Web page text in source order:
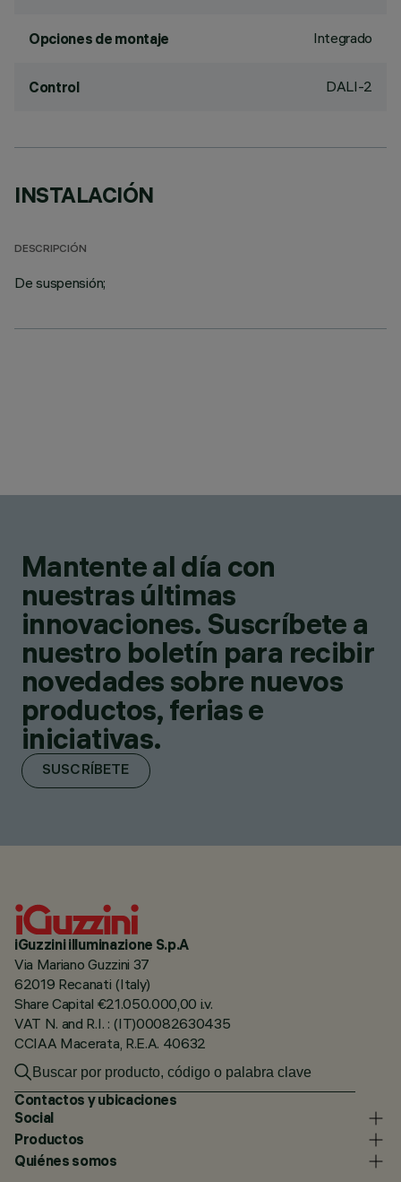
Opciones de montaje Integrado
Control DALI-2
INSTALACIÓN
DESCRIPCIÓN
De suspensión;
Mantente al día con
nuestras últimas
innovaciones. Suscríbete a
nuestro boletín para recibir
novedades sobre nuevos
productos, ferias e
iniciativas.
SUSCRÍBETE
iGuzzini illuminazione S.p.A
Via Mariano Guzzini 37
62019 Recanati (Italy)
Share Capital €21.050.000,00 i.v.
VAT N. and R.I. : (IT)00082630435
CCIAA Macerata, R.E.A. 40632
Contactos y ubicaciones
Social
Productos
Quiénes somos